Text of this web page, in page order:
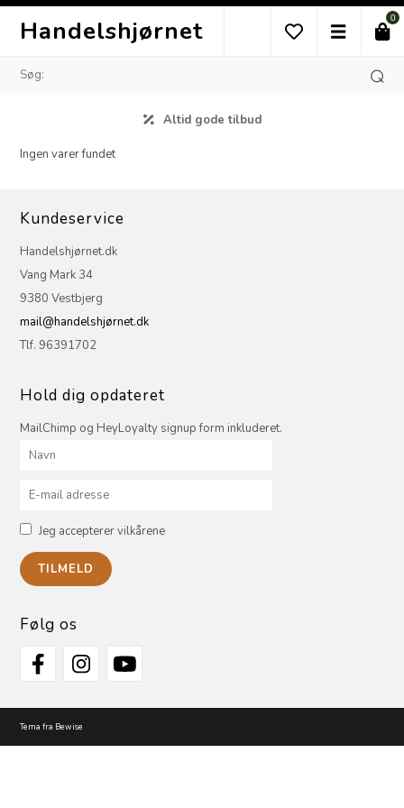
Handelshjørnet 0
Altid gode tilbud
Ingen varer fundet
Kundeservice
Handelshjørnet.dk
Vang Mark 34
9380 Vestbjerg
mail@handelshjørnet.dk
Tlf. 96391702
Hold dig opdateret
MailChimp og HeyLoyalty signup form inkluderet.
Jeg accepterer vilkårene
Følg os
Tema fra Bewise